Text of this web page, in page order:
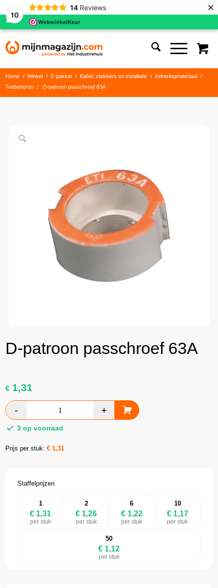
10
14 Reviews ×
Home / Winkel / E-pakket / Kabel, stekkers en installatie / Zekeringmateriaal
/
Toebehoren
/ D-patroon passchroef 63A
D-patroon passchroef 63A
€ 1,31
3 op voorraad
Prijs per stuk:€1,31
Staffelprijzen
1
€ 1,31
per stuk
2
€ 1,26
per stuk
6
€ 1,22
per stuk
10
€ 1,17
per stuk
50
€ 1,12
per stuk